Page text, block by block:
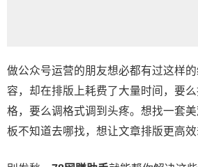
做公众号运营的朋友想必都有过这样
容，却在排版上耗费了大量时间，要
格，要么调格式调到头疼。想找一套
板不知道去哪找，想让文章排版更高效